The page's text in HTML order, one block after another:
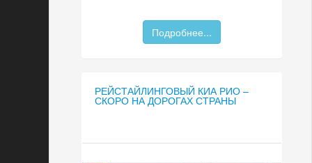
Подробнее...
РЕЙСТАЙЛИНГОВЫЙ КИА РИО –
СКОРО НА ДОРОГАХ СТРАНЫ